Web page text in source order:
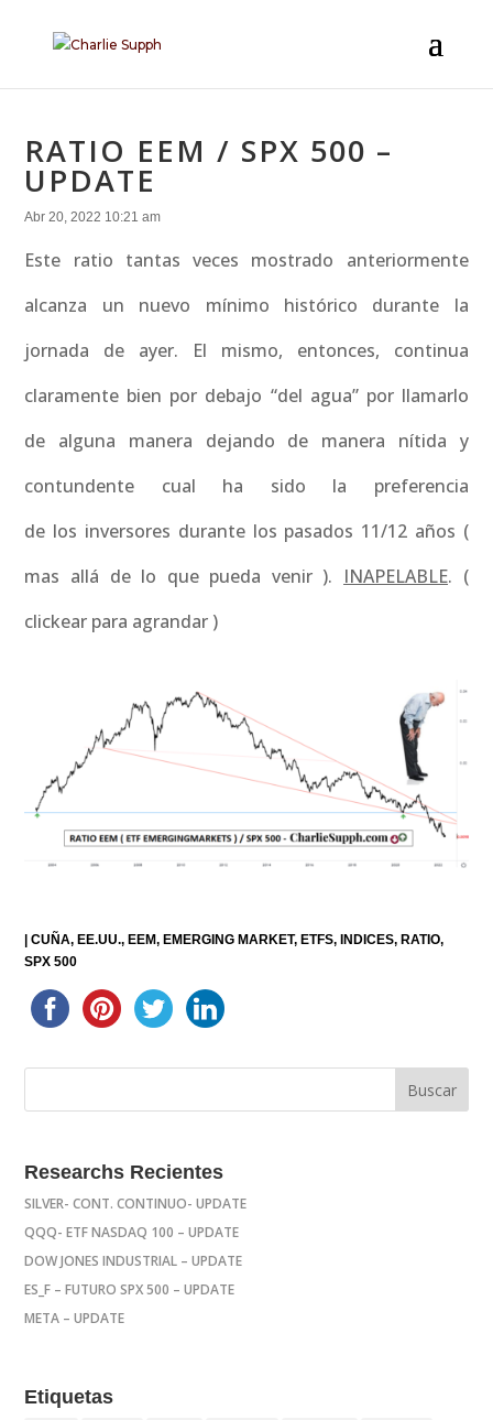
RATIO EEM / SPX 500 –
UPDATE
Abr 20, 2022 10:21 am
Este ratio tantas veces mostrado anteriormente
alcanza un nuevo mínimo histórico durante la
jornada de ayer. El mismo, entonces, continua
claramente bien por debajo “del agua” por llamarlo
de alguna manera dejando de manera nítida y
contundente cual ha sido la preferencia
de los inversores durante los pasados 11/12 años (
mas allá de lo que pueda venir ). INAPELABLE. (
clickear para agrandar )
|CUÑA EE.UU. EEM EMERGING MARKET ETFS INDICES RATIO
SPX 500
Researchs Recientes
SILVER- CONT. CONTINUO- UPDATE
QQQ- ETF NASDAQ 100 – UPDATE
DOW JONES INDUSTRIAL – UPDATE
ES_F – FUTURO SPX 500 – UPDATE
META – UPDATE
Etiquetas